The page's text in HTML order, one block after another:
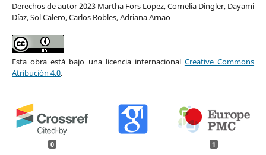
Derechos de autor 2023 Martha Fors Lopez, Cornelia Dingler, Dayami
Díaz, Sol Calero, Carlos Robles, Adriana Arnao
Esta obra está bajo una licencia internacional Creative Commons
Atribución 4.0.
0 1